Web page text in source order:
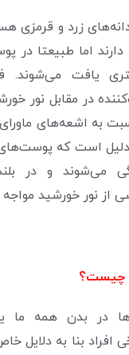
زرد و قرمزی
اما طبیعتا در
یافت می‌شوند.
در مقابل نور
به اشعه‌های ماورای
است که
می‌شوند و در
از نور خورشید
چیست؟
ها در بدن همه ما
افراد بنا به دلایل